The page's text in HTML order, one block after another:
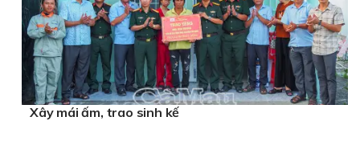
Xây mái ấm, trao sinh kế